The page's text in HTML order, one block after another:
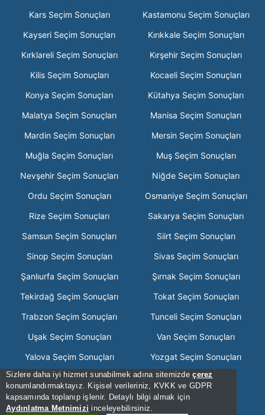
Sizlere daha iyi hizmet sunabilmek adına sitemizdeçerez
konumlandırmaktayız. Kişisel verileriniz, KVKK ve GDPR
kapsamında toplanıp işlenir. Detaylı bilgi almak için
Aydınlatma Metnimizi inceleyebilirsiniz.
Kars Seçim Sonuçları
Kastamonu Seçim Sonuçları
Kayseri Seçim Sonuçları
Kırıkkale Seçim Sonuçları
Kırklareli Seçim Sonuçları
Kırşehir Seçim Sonuçları
Kilis Seçim Sonuçları
Kocaeli Seçim Sonuçları
Konya Seçim Sonuçları
Kütahya Seçim Sonuçları
Malatya Seçim Sonuçları
Manisa Seçim Sonuçları
Mardin Seçim Sonuçları
Mersin Seçim Sonuçları
Muğla Seçim Sonuçları
Muş Seçim Sonuçları
Nevşehir Seçim Sonuçları
Niğde Seçim Sonuçları
Ordu Seçim Sonuçları
Osmaniye Seçim Sonuçları
Rize Seçim Sonuçları
Sakarya Seçim Sonuçları
Samsun Seçim Sonuçları
Siirt Seçim Sonuçları
Sinop Seçim Sonuçları
Sivas Seçim Sonuçları
Şanlıurfa Seçim Sonuçları
Şırnak Seçim Sonuçları
Tekirdağ Seçim Sonuçları
Tokat Seçim Sonuçları
Trabzon Seçim Sonuçları
Tunceli Seçim Sonuçları
Uşak Seçim Sonuçları
Van Seçim Sonuçları
Yalova Seçim Sonuçları
Yozgat Seçim Sonuçları
Zonguldak Seçim Sonuçları
[Hata Bildir] - 13:40:07 - .2